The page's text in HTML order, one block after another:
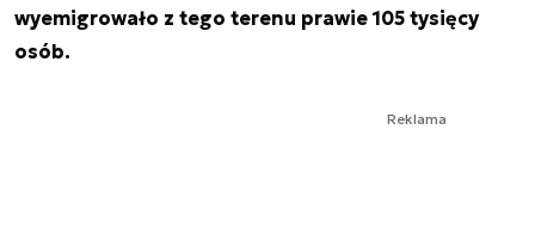
wyemigrowało z tego terenu prawie 105 tysięcy
osób.
Reklama